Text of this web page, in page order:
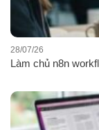
Làm chủ n8n
28/07/26